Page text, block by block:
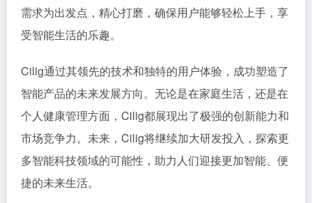
需求为出发点，精心打磨，确保用户能够轻松上手，享
受智能生活的乐趣。
Cilig通过其领先的技术和独特的用户体验，成功塑造了
智能产品的未来发展方向。无论是在家庭生活，还是在
个人健康管理方面，Cilig都展现出了极强的创新能力和
市场竞争力。未来，Cilig将继续加大研发投入，探索更
多智能科技领域的可能性，助力人们迎接更加智能、便
捷的未来生活。